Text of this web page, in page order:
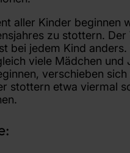
aller Kinder beginnen
zu stottern. Der
bei jedem Kind anders.
viele Mädchen und
verschieben sich
stottern etwa viermal